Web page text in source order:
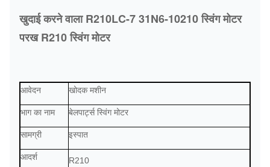
खुदाई करने वाला R210LC-7 31N6-10210 स्विंग मोटर
परख R210 स्विंग मोटर
आवेदन खोदक मशीन
भाग का नाम बेलपार्ट्स स्विंग मोटर
सामग्री इस्पात
आदर्श
R210